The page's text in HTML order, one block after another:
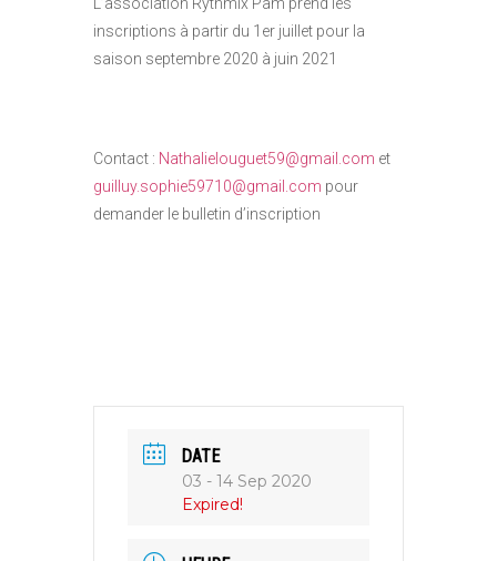
inscriptions à partir du 1er juillet pour la
saison septembre 2020 à juin 2021
Contact : Nathalielouguet59@gmail.com et
guilluy.sophie59710@gmail.com pour
demander le bulletin d’inscription
DATE
03 - 14 Sep 2020
Expired!